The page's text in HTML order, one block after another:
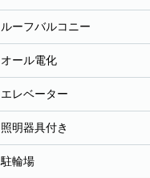
ルーフバルコニー
オール電化
エレベーター
照明器具付き
駐輪場